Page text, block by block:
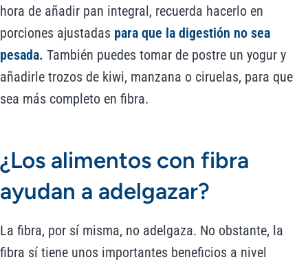
hora de añadir pan integral, recuerda hacerlo en
porciones ajustadas para que la digestión no sea
pesada. También puedes tomar de postre un yogur y
añadirle trozos de kiwi, manzana o ciruelas, para que
sea más completo en fibra.
¿Los alimentos con fibra
ayudan a adelgazar?
La fibra, por sí misma, no adelgaza. No obstante, la
fibra sí tiene unos importantes beneficios a nivel